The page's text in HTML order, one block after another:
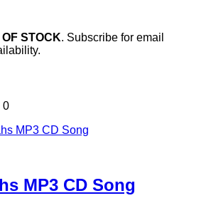
STOCK. Subscribe for email
0
MP3 CD Song